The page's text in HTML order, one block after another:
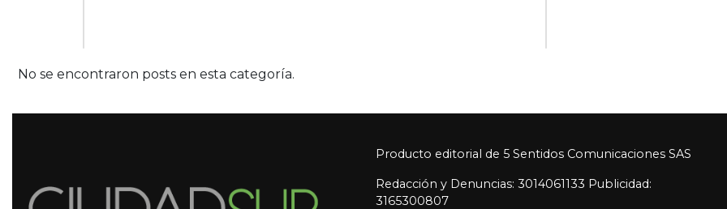
No se encontraron posts en esta categoría.
Producto editorial de 5 Sentidos Comunicaciones SAS
Redacción y Denuncias: 3014061133 Publicidad:
3165300807